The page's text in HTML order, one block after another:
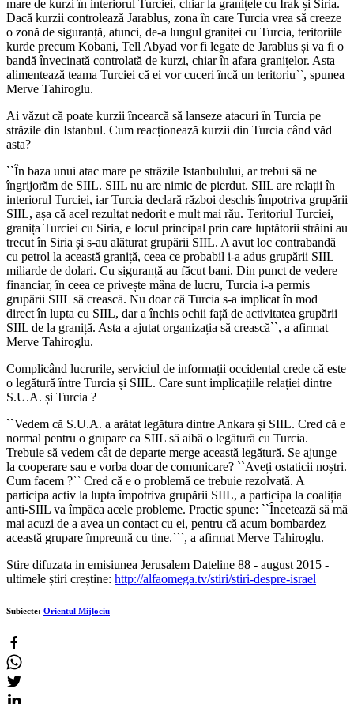
mare de kurzi în interiorul Turciei, chiar la granițele cu Irak și Siria.
Dacă kurzii controlează Jarablus, zona în care Turcia vrea să creeze
o zonă de siguranță, atunci, de-a lungul graniței cu Turcia, teritoriile
kurde precum Kobani, Tell Abyad vor fi legate de Jarablus și va fi o
bandă învecinată controlată de kurzi, chiar în afara granițelor. Asta
alimentează teama Turciei că ei vor cuceri încă un teritoriu``, spunea
Merve Tahiroglu.
Ai văzut că poate kurzii încearcă să lanseze atacuri în Turcia pe
străzile din Istanbul. Cum reacționează kurzii din Turcia când văd
asta?
``În baza unui atac mare pe străzile Istanbulului, ar trebui să ne
îngrijorăm de SIIL. SIIL nu are nimic de pierdut. SIIL are relații în
interiorul Turciei, iar Turcia declară război deschis împotriva grupării
SIIL, așa că acel rezultat nedorit e mult mai rău. Teritoriul Turciei,
granița Turciei cu Siria, e locul principal prin care luptătorii străini au
trecut în Siria și s-au alăturat grupării SIIL. A avut loc contrabandă
cu petrol la această graniță, ceea ce probabil i-a adus grupării SIIL
miliarde de dolari. Cu siguranță au făcut bani. Din punct de vedere
financiar, în ceea ce privește mâna de lucru, Turcia i-a permis
grupării SIIL să crească. Nu doar că Turcia s-a implicat în mod
direct în lupta cu SIIL, dar a închis ochii față de activitatea grupării
SIIL de la graniță. Asta a ajutat organizația să crească``, a afirmat
Merve Tahiroglu.
Complicând lucrurile, serviciul de informații occidental crede că este
o legătură între Turcia și SIIL. Care sunt implicațiile relației dintre
S.U.A. și Turcia ?
``Vedem că S.U.A. a arătat legătura dintre Ankara și SIIL. Cred că e
normal pentru o grupare ca SIIL să aibă o legătură cu Turcia.
Trebuie să vedem cât de departe merge această legătură. Se ajunge
la cooperare sau e vorba doar de comunicare? ``Aveți ostaticii noștri.
Cum facem ?`` Cred că e o problemă ce trebuie rezolvată. A
participa activ la lupta împotriva grupării SIIL, a participa la coaliția
anti-SIIL va împăca acele probleme. Practic spune: ``Încetează să mă
mai acuzi de a avea un contact cu ei, pentru că acum bombardez
această grupare împreună cu tine.```, a afirmat Merve Tahiroglu.
Stire difuzata in emisiunea Jerusalem Dateline 88 - august 2015 -
ultimele știri creștine: http://alfaomega.tv/stiri/stiri-despre-israel
Subiecte: Orientul Mijlociu